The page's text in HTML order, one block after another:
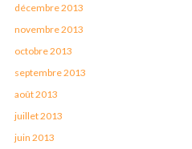
décembre 2013
novembre 2013
octobre 2013
septembre 2013
août 2013
juillet 2013
juin 2013